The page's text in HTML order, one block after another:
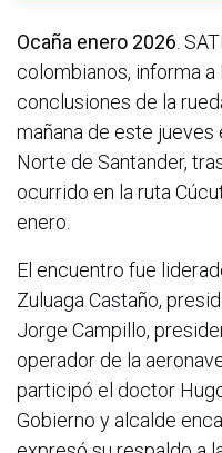
Ocaña enero 2026 .
colombianos, informa a
conclusiones de la
mañana de este jueves
Norte de Santander,
ocurrido en la ruta
enero.
El encuentro fue
Zuluaga Castaño,
Jorge Campillo,
operador de la
participó el doctor
Gobierno y alcalde